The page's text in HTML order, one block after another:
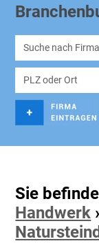
Sie
Handwerk